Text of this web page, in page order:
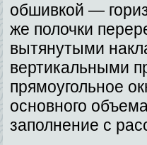
обшивкой —
же полочки
вытянутыми
вертикальными
прямоугольное
основного
заполнение с